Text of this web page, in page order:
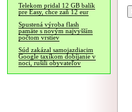
Telekom pridal 12 GB balík
pre Easy, chce zaň 12 eur
Spustená výroba flash
pamäte s novým najvyšším
počtom vrstiev
Súd zakázal samojazdiacim
Google taxíkom dobíjanie v
noci, rušili obyvateľov